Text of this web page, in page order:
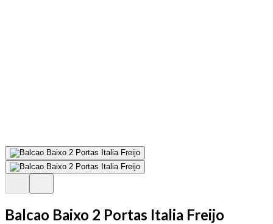
Balcao Baixo 2 Portas Italia Freijo